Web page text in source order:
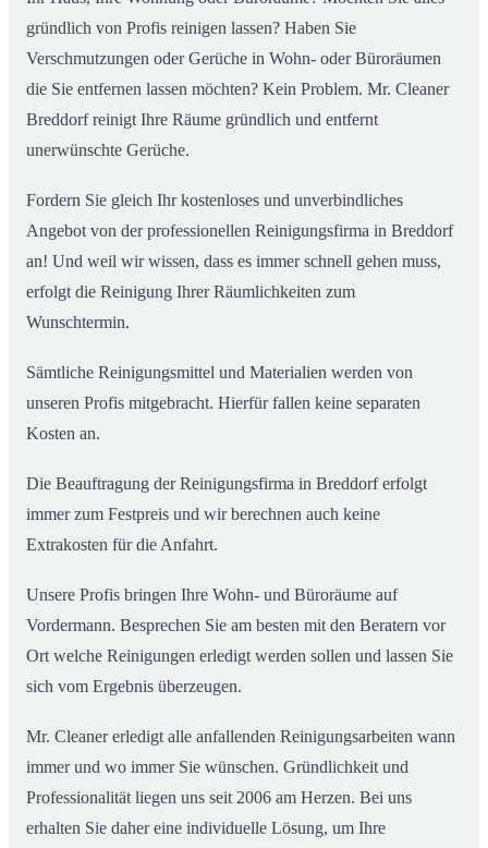
gründlich von Profis reinigen lassen? Haben Sie
Verschmutzungen oder Gerüche in Wohn- oder Büroräumen
die Sie entfernen lassen möchten? Kein Problem. Mr. Cleaner
Breddorf reinigt Ihre Räume gründlich und entfernt
unerwünschte Gerüche.
Fordern Sie gleich Ihr kostenloses und unverbindliches
Angebot von der professionellen Reinigungsfirma in Breddorf
an! Und weil wir wissen, dass es immer schnell gehen muss,
erfolgt die Reinigung Ihrer Räumlichkeiten zum
Wunschtermin.
Sämtliche Reinigungsmittel und Materialien werden von
unseren Profis mitgebracht. Hierfür fallen keine separaten
Kosten an.
Die Beauftragung der Reinigungsfirma in Breddorf erfolgt
immer zum Festpreis und wir berechnen auch keine
Extrakosten für die Anfahrt.
Unsere Profis bringen Ihre Wohn- und Büroräume auf
Vordermann. Besprechen Sie am besten mit den Beratern vor
Ort welche Reinigungen erledigt werden sollen und lassen Sie
sich vom Ergebnis überzeugen.
Mr. Cleaner erledigt alle anfallenden Reinigungsarbeiten wann
immer und wo immer Sie wünschen. Gründlichkeit und
Professionalität liegen uns seit 2006 am Herzen. Bei uns
erhalten Sie daher eine individuelle Lösung, um Ihre